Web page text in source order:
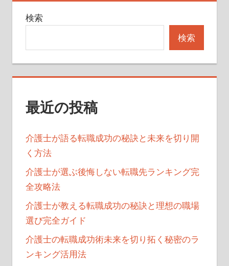
の
ー
ジ
り
記
事
記
検索
検索
最近の投稿
介護士が語る転職成功の秘訣と未来を切り開
く方法
介護士が選ぶ後悔しない転職先ランキング完
全攻略法
介護士が教える転職成功の秘訣と理想の職場
選び完全ガイド
介護士の転職成功術未来を切り拓く秘密のラ
ンキング活用法